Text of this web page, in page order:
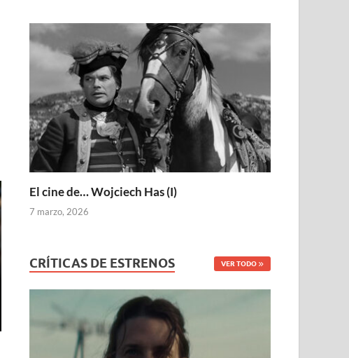
El cine de… Wojciech Has (I)
7 marzo, 2026
CRÍTICAS DE ESTRENOS VER TODO